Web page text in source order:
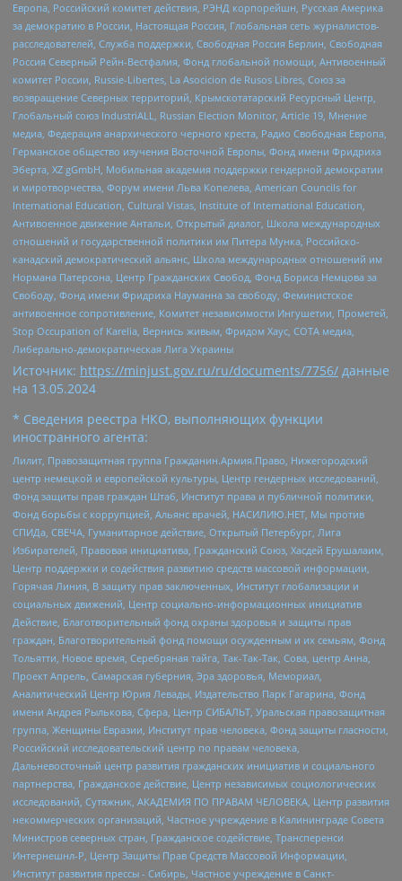
Европа, Российский комитет действия, РЭНД корпорейшн, Русская Америка
за демократию в России, Настоящая Россия, Глобальная сеть журналистов-
расследователей, Служба поддержки, Свободная Россия Берлин, Свободная
Россия Северный Рейн-Вестфалия, Фонд глобальной помощи, Антивоенный
комитет России, Russie-Libertes, La Asocicion de Rusos Libres, Союз за
возвращение Северных территорий, Крымскотатарский Ресурсный Центр,
Глобальный союз IndustriALL, Russian Election Monitor, Article 19, Мнение
медиа, Федерация анархического черного креста, Радио Свободная Европа,
Германское общество изучения Восточной Европы, Фонд имени Фридриха
Эберта, XZ gGmbH, Мобильная академия поддержки гендерной демократии
и миротворчества, Форум имени Льва Копелева, American Councils for
International Education, Cultural Vistas, Institute of International Education,
Антивоенное движение Антальи, Открытый диалог, Школа международных
отношений и государственной политики им Питера Мунка, Российско-
канадский демократический альянс, Школа международных отношений им
Нормана Патерсона, Центр Гражданских Свобод, Фонд Бориса Немцова за
Свободу, Фонд имени Фридриха Науманна за свободу, Феминистское
антивоенное сопротивление, Комитет независимости Ингушетии, Прометей,
Stop Occupation of Karelia, Вернись живым, Фридом Хаус, СОТА медиа,
Либерально-демократическая Лига Украины
Источник: https://minjust.gov.ru/ru/documents/7756/ данные
на 13.05.2024
* Сведения реестра НКО, выполняющих функции
иностранного агента:
Лилит, Правозащитная группа Гражданин.Армия.Право, Нижегородский
центр немецкой и европейской культуры, Центр гендерных исследований,
Фонд защиты прав граждан Штаб, Институт права и публичной политики,
Фонд борьбы с коррупцией, Альянс врачей, НАСИЛИЮ.НЕТ, Мы против
СПИДа, СВЕЧА, Гуманитарное действие, Открытый Петербург, Лига
Избирателей, Правовая инициатива, Гражданский Союз, Хасдей Ерушалаим,
Центр поддержки и содействия развитию средств массовой информации,
Горячая Линия, В защиту прав заключенных, Институт глобализации и
социальных движений, Центр социально-информационных инициатив
Действие, Благотворительный фонд охраны здоровья и защиты прав
граждан, Благотворительный фонд помощи осужденным и их семьям, Фонд
Тольятти, Новое время, Серебряная тайга, Так-Так-Так, Сова, центр Анна,
Проект Апрель, Самарская губерния, Эра здоровья, Мемориал,
Аналитический Центр Юрия Левады, Издательство Парк Гагарина, Фонд
имени Андрея Рылькова, Сфера, Центр СИБАЛЬТ, Уральская правозащитная
группа, Женщины Евразии, Институт прав человека, Фонд защиты гласности,
Российский исследовательский центр по правам человека,
Дальневосточный центр развития гражданских инициатив и социального
партнерства, Гражданское действие, Центр независимых социологических
исследований, Сутяжник, АКАДЕМИЯ ПО ПРАВАМ ЧЕЛОВЕКА, Центр развития
некоммерческих организаций, Частное учреждение в Калининграде Совета
Министров северных стран, Гражданское содействие, Трансперенси
Интернешнл-Р, Центр Защиты Прав Средств Массовой Информации,
Институт развития прессы - Сибирь, Частное учреждение в Санкт-